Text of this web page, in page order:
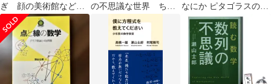
ぎ 顔の美術館など計3
冊（タイガー立石・
絵）＋さげさかのりこ
の不思議な世界 ちく
ま学芸文庫
なにか ピタゴラスの定
理からイプシロン・デ
ルタ論法まで